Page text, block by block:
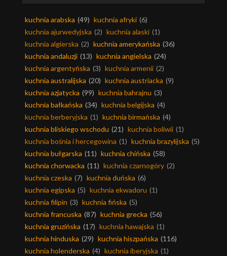
kuchnia arabska (49) kuchnia afryki (6)
kuchnia ajurwedyjska (2) kuchnia alaski (1)
kuchnia algierska (2) kuchnia amerykańska (36)
kuchnia andaluzji (13) kuchnia angielska (24)
kuchnia argentyńska (3) kuchnia armenii (2)
kuchnia australijska (20) kuchnia austriacka (9)
kuchnia azjatycka (99) kuchnia bahrajnu (3)
kuchnia bałkańska (34) kuchnia belgijska (4)
kuchnia berberyjska (1) kuchnia birmańska (4)
kuchnia bliskiego wschodu (21) kuchnia boliwii (1)
kuchnia bośnia i hercegowina (1) kuchnia brazylijska (5)
kuchnia bułgarska (11) kuchnia chińska (58)
kuchnia chorwacka (11) kuchnia czarnogóry (2)
kuchnia czeska (7) kuchnia duńska (6)
kuchnia egipska (5) kuchnia ekwadoru (1)
kuchnia filipin (3) kuchnia fińska (5)
kuchnia francuska (87) kuchnia grecka (56)
kuchnia gruzińska (17) kuchnia hawajska (1)
kuchnia hinduska (29) kuchnia hiszpańska (116)
kuchnia holenderska (4) kuchnia iberyjska (1)